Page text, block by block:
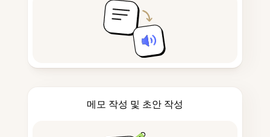
메모 작성 및 초안 작성